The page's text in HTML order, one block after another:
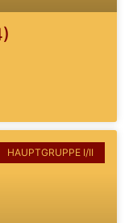
HAUPTGRUPPE I/II